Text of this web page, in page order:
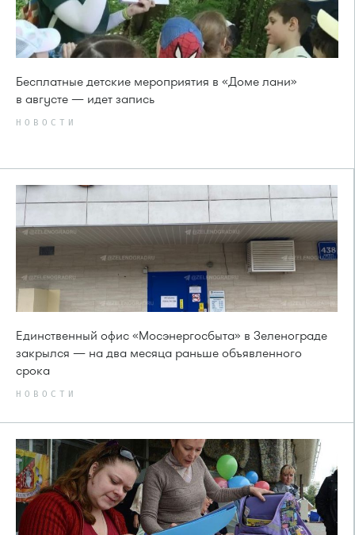
Бесплатные детские мероприятия в «Доме лани»
в августе — идет запись
НОВОСТИ
Единственный офис «Мосэнергосбыта» в Зеленограде
закрылся — на два месяца раньше объявленного
срока
НОВОСТИ